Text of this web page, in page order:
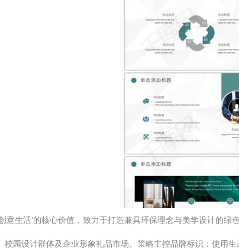
意生活’的核心价值，致力于打造兼具环保理念与美学设计的
校园设计群体及企业形象礼品市场。策略主控品牌标识：使